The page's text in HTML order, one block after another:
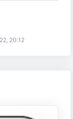
20:12